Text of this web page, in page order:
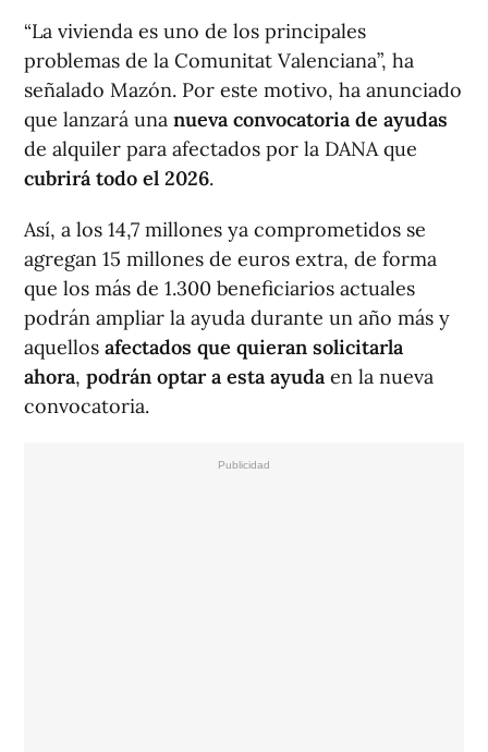
“La vivienda es uno de los principales
problemas de la Comunitat Valenciana”, ha
señalado Mazón. Por este motivo, ha anunciado
que lanzará una nueva convocatoria de ayudas
de alquiler para afectados por la DANA que
cubrirá todo el 2026.
Así, a los 14,7 millones ya comprometidos se
agregan 15 millones de euros extra, de forma
que los más de 1.300 beneficiarios actuales
podrán ampliar la ayuda durante un año más y
aquellos afectados que quieran solicitarla
ahora, podrán optar a esta ayuda en la nueva
convocatoria.